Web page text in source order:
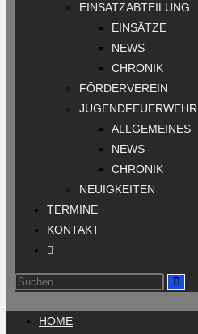
EINSATZABTEILUNG
EINSÄTZE
NEWS
CHRONIK
FÖRDERVEREIN
JUGENDFEUERWEHR
ALLGEMEINES
NEWS
CHRONIK
NEUIGKEITEN
TERMINE
KONTAKT
HOME